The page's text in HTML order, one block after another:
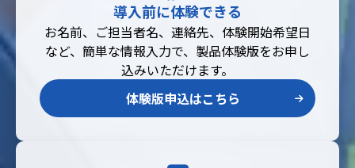
導入前に体験できる
お名前、ご担当者名、連絡先、体験開始希望日
など、簡単な情報入力で、製品体験版をお申し
込みいただけます。
体験版申込はこちら